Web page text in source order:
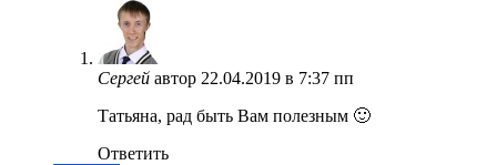
Сергей автор 22.04.2019 в 7:37 пп
Татьяна, рад быть Вам полезным 🙂
Ответить